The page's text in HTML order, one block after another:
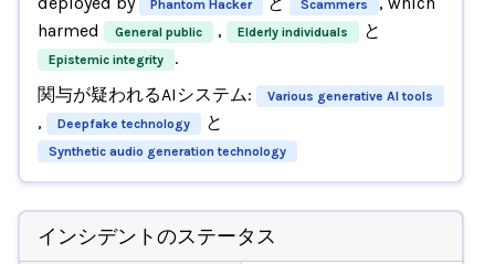
Phantom Hacker Scammers
harmed
General public , Elderly individuals と
Epistemic integrity
.
関与が疑われるAIシステム:
Various generative AI tools
, Deepfake technology と
Synthetic audio generation technology
インシデントのステータス